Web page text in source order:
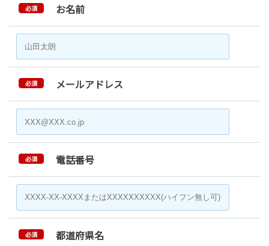
必須 お名前
必須 メールアドレス
必須 電話番号
必須 都道府県名